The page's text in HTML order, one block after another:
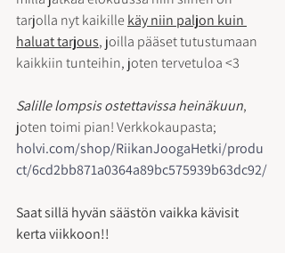
tarjolla nyt kaikille käy niin paljon kuin
haluat tarjous, joilla pääset tutustumaan
kaikkiin tunteihin, joten tervetuloa <3
Salille lompsis ostettavissa heinäkuun,
joten toimi pian! Verkkokaupasta;
holvi.com/shop/RiikanJoogaHetki/produ
ct/6cd2bb871a0364a89bc575939b63dc92/
Saat sillä hyvän säästön vaikka kävisit
kerta viikkoon!!